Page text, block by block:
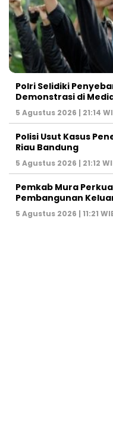
Polri Selidiki
Demonstrasi di
5 Agustus 2026 | 21:14
Polisi Usut Kasus
Riau Bandung
5 Agustus 2026 | 21:12
Pemkab Mura
Pembangunan
5 Agustus 2026 | 11:21